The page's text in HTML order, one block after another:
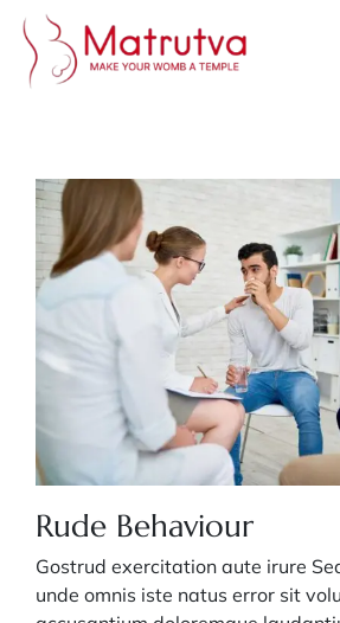
Rude Behaviour
Gostrud exercitation aute irure
unde omnis iste natus error sit